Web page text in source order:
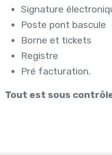
Signature
Poste pont bascule
Borne et tickets
Registre
Pré facturation.
Tout est sous